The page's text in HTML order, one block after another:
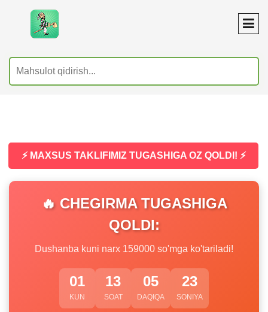
⚡ MAXSUS TAKLIFIMIZ TUGASHIGA OZ QOLDI! ⚡
🔥 CHEGIRMA TUGASHIGA
QOLDI:
Dushanba kuni narx 159000 so'mga ko'tariladi!
01
KUN
13
SOAT
05
DAQIQA
23
SONIYA